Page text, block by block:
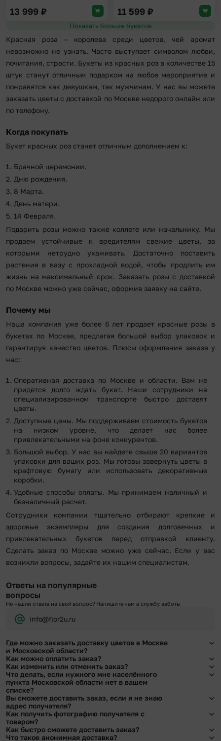
13 999 ₽ 11 599 ₽
Показать больше букетов
Красная роза – королева среди цветов, чей аромат
невозможно не узнать. Часто выступает символом любви,
почитания, страсти. Букеты из красных роз в количестве 15
штук станут отличным подарком на любое мероприятие и
понравятся как девушкам, так мужчинам. У нас вы можете
заказать цветы с доставкой по Москве недорого онлайн или
по телефону.
Когда покупать
Букет красных роз станет отличным дополнением к:
Брачной церемонии.
Дню рождения.
8 Марта.
День матери.
14 Февраля.
Подарить розы можно также коллеге или начальнику. Мы
продаем устойчивые к вредителям свежие цветы, за
которыми нетрудно ухаживать. Достаточно поставить
растения в вазу с прохладной водой, чтобы продлить им
жизнь на максимальный срок. Заказать розы с доставкой
по Москве можно уже сейчас, оформив заявку на сайте.
Почему мы
Наша компания уже более 6 лет продает красные розы в
букетах по Москве, предлагая большой выбор упаковок и
гарантируя качество цветов. Плюсы оформления заказа у
нас:
Оперативная доставка по Москве и области. Вам не
придется долго ждать букет. Наши сотрудники на
специализированном транспорте быстро доставят
цветы.
Доступные цены. Мы поддерживаем стоимость букетов
на низком уровне, что делает нас более
привлекательными на фоне конкурентов.
Большой выбор. У нас вы найдете свыше 20 вариантов
упаковки для ваших роз. Мы готовы завернуть цветы в
крафтовую бумагу или использовать декоративные
коробки.
Удобные способы оплаты. Мы принимаем наличный и
безналичный расчет.
Сотрудники компании тщательно отбирают крепкие и
здоровые экземпляры для создания долговечных и
привлекательных букетов перед отправкой клиенту.
Сделать заказ по Москве можно уже сейчас. Если у вас
возникли вопросы, задайте их нашим специалистам.
Ответы на популярные
вопросы
Не нашли ответа на свой вопрос? Напишите нам в службу заботы
info@flor2u.ru
Где можно заказать доставку цветов в Москве
и Московской области?
Оформить доставку цветов можно в нашем приложении, на сайте flor2u.ru, по
телефону горячей линии или в чате.
Как можно оплатить заказ?
Мы предусмотрели все возможные варианты оплаты:
Наличными.
Банковскими картами Visa, MasterCard, МИР, сбп
Картами рассрочки Халва, Совесть и Свобода.
Через Yandex Pay, UnionPay,
Через Робокасса.
Как изменить или отменить заказ?
Чтобы внести изменения, выбрать другой букет или добавить подарок
свяжитесь с нашими менеджерами по телефонам горячей линии или в чате,
они помогут решить любой вопрос.
Что делать, если нужного мне населённого
пункта Московской области нет в вашем
списке?
Свяжитесь с нашими менеджерами по телефонам горячей линии или в чате.
Мы обязательно найдем выход из ситуации.
Вы сможете доставить заказ, если я не знаю
адрес получателя?
Да. У нас действует услуга «Уточнение адреса». Зная телефон получателя,
наши менеджеры связываются с получателем и уточняют адрес и удобное
время доставки.
Как получить фотографию получателя с
товаром?
При оформлении заказа Вы можете сделать отметку в поле «Фото получателя
Как быстро сможете доставить заказ?
Что такое анонимная доставка?